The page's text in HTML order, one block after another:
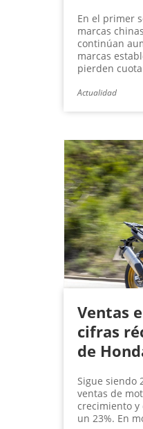
En el primer
marcas
continúan
marcas
pierden
Actualidad
Ventas
cifras
de
Sigue siendo
ventas de
crecimiento y
un 23%. En